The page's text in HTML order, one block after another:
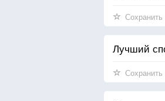
Сохранить
Лучший
Сохранить